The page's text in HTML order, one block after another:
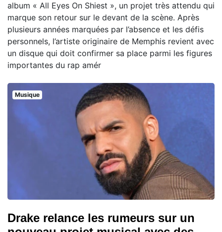
album « All Eyes On Shiest », un projet très attendu qui
marque son retour sur le devant de la scène. Après
plusieurs années marquées par l’absence et les défis
personnels, l’artiste originaire de Memphis revient avec
un disque qui doit confirmer sa place parmi les figures
importantes du rap amér
Musique
Drake relance les rumeurs sur un